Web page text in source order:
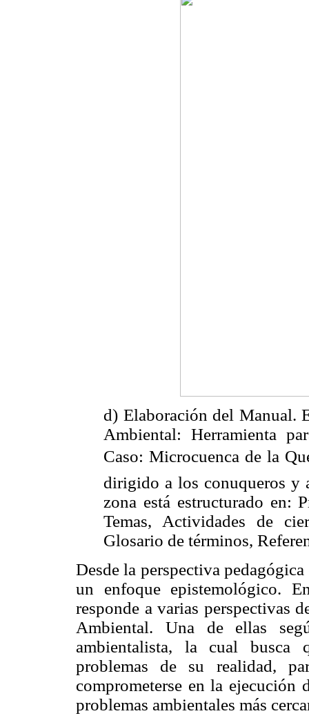
d) Elaboración del Manual.
Ambiental: Herramienta
Caso: Microcuenca de la
dirigido a los conuqueros y
zona está estructurado en:
Temas, Actividades de
Glosario de términos,
Desde la perspectiva
un enfoque epistemológico.
responde a varias perspectivas
Ambiental. Una de ellas
ambientalista, la cual busca
problemas de su realidad,
comprometerse en la ejecución
problemas ambientales más